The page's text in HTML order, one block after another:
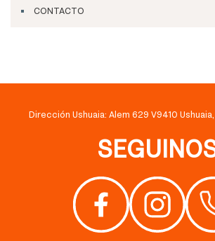
CONTACTO
Dirección Ushuaia: Alem 629 V9410